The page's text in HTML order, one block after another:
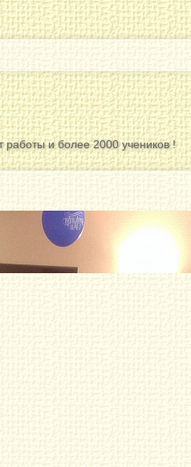
и более 2000 учеников !